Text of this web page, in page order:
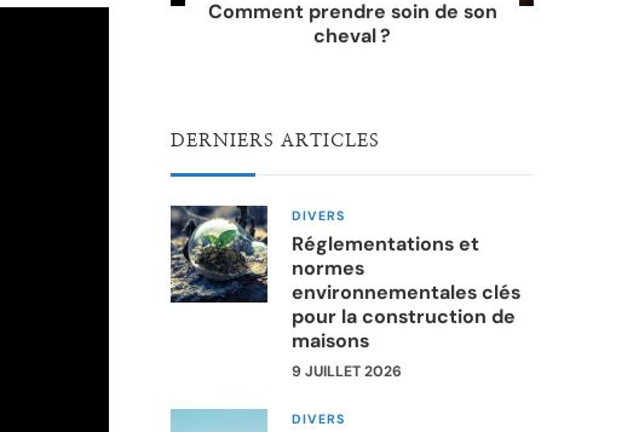
Comment prendre soin de son
cheval ?
DERNIERS ARTICLES
DIVERS
Réglementations et
normes
environnementales clés
pour la construction de
maisons
9 JUILLET 2026
DIVERS